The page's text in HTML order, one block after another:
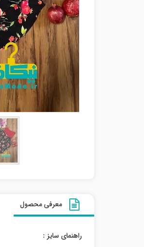
معرفی محصول
راهنمای سایز :